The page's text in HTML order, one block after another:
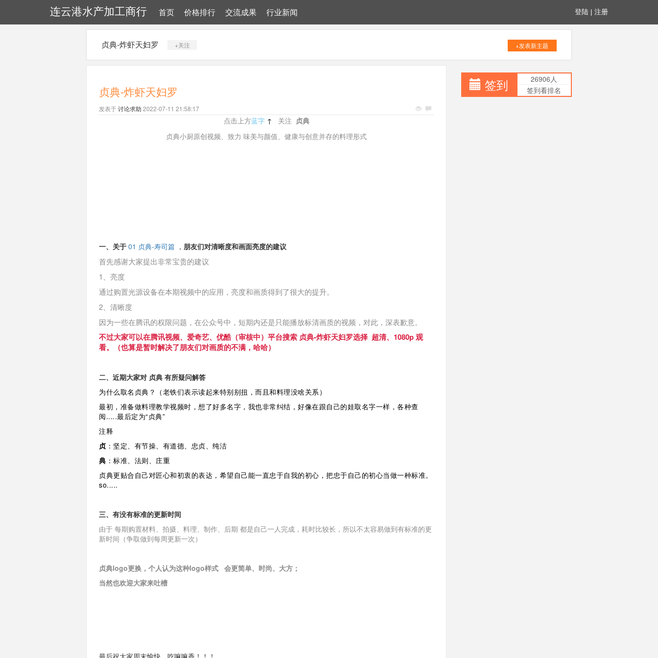
连云港水产加工商行 首页 价格排行 交流成果 行业新闻 登陆 | 注册
贞典-炸虾天妇罗 +关注 +发表新主题
贞典-炸虾天妇罗
发表于讨论求助 2022-07-11 21:58:17
点击上方蓝字 ↑ 关注 贞典
贞典小厨原创视频、致力 味美与颜值、健康与创意并存的料理形式
一、关于 01 贞典-寿司篇 ， 朋友们对清晰度和画面亮度的建议
首先感谢大家提出非常宝贵的建议
1、亮度
通过购置光源设备在本期视频中的应用，亮度和画质得到了很大的提升。
2、清晰度
因为一些在腾讯的权限问题，在公众号中，短期内还是只能播放标清画质的视频，对此，深表歉意。
不过大家可以在腾讯视频、爱奇艺、优酷（审核中）平台搜索 贞典-炸虾天妇罗选择 超清、1080p 观
看。（也算是暂时解决了朋友们对画质的不满，哈哈）
二、近期大家对 贞典 有所疑问解答
为什么取名贞典？（老铁们表示读起来特别别扭，而且和料理没啥关系）
最初，准备做料理教学视频时，想了好多名字，我也非常纠结，好像在跟自己的娃取名字一样，各种查
阅.....最后定为“贞典”
注释
贞 ：坚定、有节操、有道德、忠贞、纯洁
典 ：标准、法则、庄重
贞典更贴合自己对匠心和初衷的表达，希望自己能一直忠于自我的初心，把忠于自己的初心当做一种标准。
so.....
三、有没有标准的更新时间
由于 每期购置材料、拍摄、料理、制作、后期 都是自己一人完成，耗时比较长，所以不太容易做到有标准的更
新时间（争取做到每周更新一次）
贞典logo更换，个人认为这种logo样式 会更简单、时尚、大方；
当然也欢迎大家来吐槽
最后祝大家周末愉快、吃嘛嘛香！！！
签到
26906人
签到看排名